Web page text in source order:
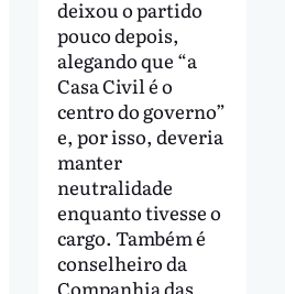
deixou o partido
pouco depois,
alegando que “a
Casa Civil é o
centro do governo”
e, por isso, deveria
manter
neutralidade
enquanto tivesse o
cargo. Também é
conselheiro da
Companhia das